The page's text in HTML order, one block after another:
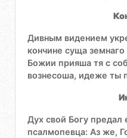
Дивным видением
кончине суща
Божии прияша тя с
вознесоша, идеже ты
Дух свой Богу предал
псалмопевца: Аз же,